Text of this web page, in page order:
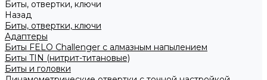
Биты, отвертки, ключи
Назад
Биты, отвертки, ключи
Адаптеры
Биты FELO Challenger с алмазным напылением
Биты TIN (нитрит-титановые)
Биты и головки